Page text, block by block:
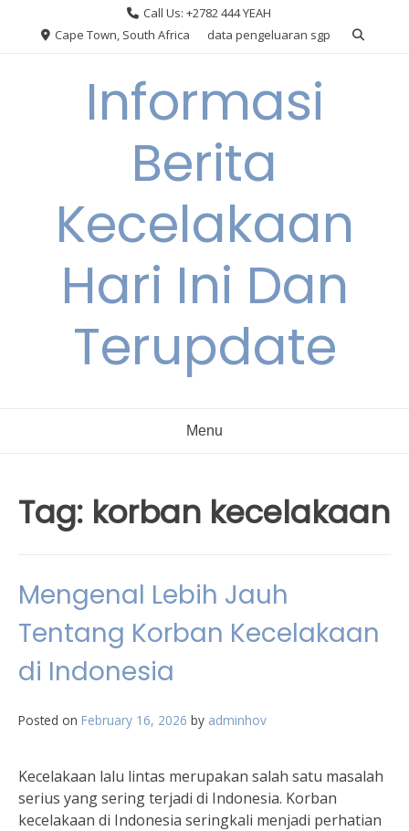
Call Us: +2782 444 YEAH
Cape Town, South Africa
data pengeluaran sgp
Informasi
Berita
Kecelakaan
Hari Ini Dan
Terupdate
Menu
Tag: korban kecelakaan
Mengenal Lebih Jauh
Tentang Korban Kecelakaan
di Indonesia
Posted on February 16, 2026 by adminhov
Kecelakaan lalu lintas merupakan salah satu masalah
serius yang sering terjadi di Indonesia. Korban
kecelakaan di Indonesia seringkali menjadi perhatian